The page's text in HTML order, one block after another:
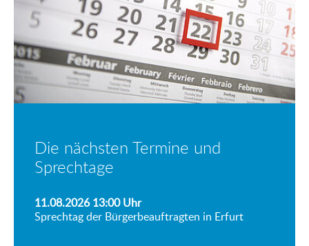
Die nächsten Termine und
Sprechtage
11.08.2026 13:00Uhr
Sprechtag der Bürgerbeauftragten in Erfurt